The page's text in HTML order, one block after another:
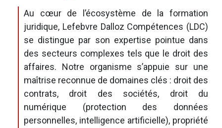
Au cœur de l’écosystème de la formation
juridique, Lefebvre Dalloz Compétences (LDC)
se distingue par son expertise pointue dans
des secteurs complexes tels que le droit des
affaires. Notre organisme s’appuie sur une
maîtrise reconnue de domaines clés : droit des
contrats, droit des sociétés, droit du
numérique (protection des données
personnelles, intelligence artificielle), propriété